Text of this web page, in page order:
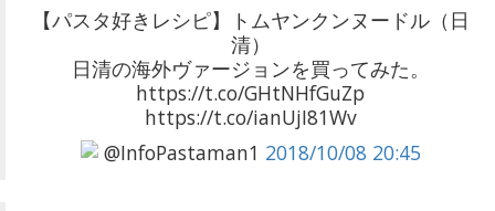
【パスタ好きレシピ】トムヤンクンヌードル（日
清）
日清の海外ヴァージョンを買ってみた。
https://t.co/GHtNHfGuZp
https://t.co/ianUjI81Wv
@InfoPastaman1 2018/10/08 20:45